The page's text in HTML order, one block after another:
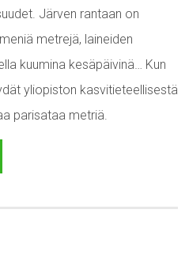
Järven rantaan on
metrejä, laineiden
kuumina kesäpäivinä… Kun
yliopiston kasvitieteellisestä
parisataa metriä.